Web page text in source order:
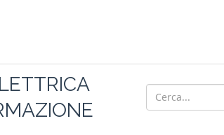
LETTRICA